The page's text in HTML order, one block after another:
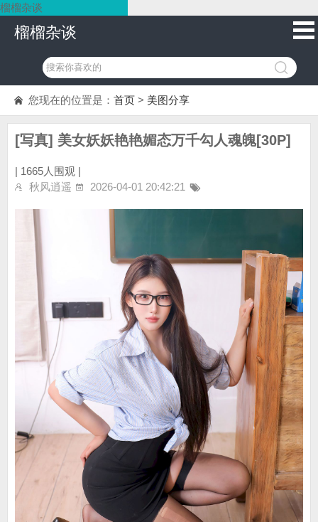
榴榴杂谈
榴榴杂谈
您现在的位置是： 首页 > 美图分享
[写真] 美女妖妖艳艳媚态万千勾人魂魄[30P]
| 1665人围观 |
秋风逍遥
2026-04-01 20:42:21